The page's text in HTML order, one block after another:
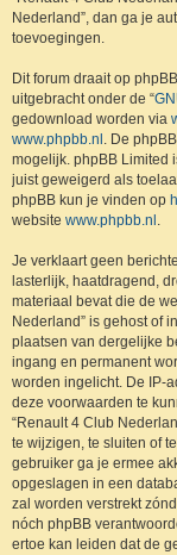
Nederland”, dan ga je
toevoegingen.
Dit forum draait op
uitgebracht onder de “
gedownload worden via
www.phpbb.nl . De
mogelijk. phpBB Limited
juist geweigerd als
phpBB kun je vinden op
website www.phpbb.nl .
Je verklaart geen
lasterlijk, haatdragend,
materiaal bevat die de
Nederland” is gehost of
plaatsen van dergelijke
ingang en permanent
worden ingelicht. De IP-
deze voorwaarden te
“Renault 4 Club
te wijzigen, te sluiten of
gebruiker ga je ermee
opgeslagen in een
zal worden verstrekt
nóch phpBB
ertoe kan leiden dat de